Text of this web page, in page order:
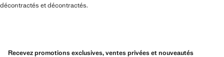
décontractés et décontractés.
Recevez promotions exclusives, ventes privées et nouveautés